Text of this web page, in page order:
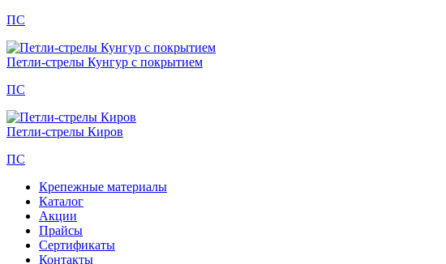
ПС
Петли-стрелы Кунгур с покрытием
ПС
Петли-стрелы Киров
ПС
Крепежные материалы
Каталог
Акции
Прайсы
Сертификаты
Контакты